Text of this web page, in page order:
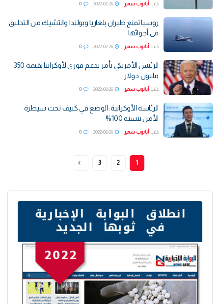
كتب أبانوب سمير 0
روسيا تمنع طيران بلغاريا وبولندا والتشيك من التحليق
في أجوائها
كتب أبانوب سمير 0
الرئيس الأمريكي يأمر بدعم فورى لأوكرانيا بقيمة 350
مليون دولار
كتب أبانوب سمير 0
الرئاسة الأوكرانية: الوضع في كييف تحت سيطرة
الأمن بنسبة 100%
كتب أبانوب سمير 0
1
2
3